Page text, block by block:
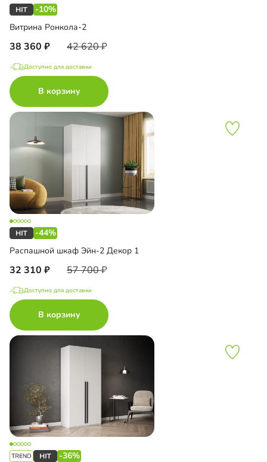
-10%
Витрина Ронкола-2
38 360 42 620
Доступно для доставки
В корзину
-44%
Распашной шкаф Эйн-2 Декор 1
32 310 57 700
Доступно для доставки
В корзину
-36%